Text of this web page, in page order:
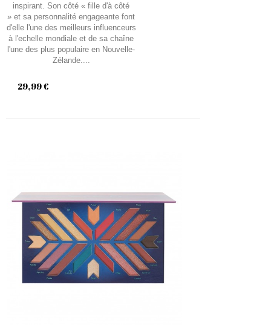
inspirant. Son côté « fille d'à côté
» et sa personnalité engageante font
d'elle l'une des meilleurs influenceurs
à l'echelle mondiale et de sa chaîne
l'une des plus populaire en Nouvelle-
Zélande....
29,99 €